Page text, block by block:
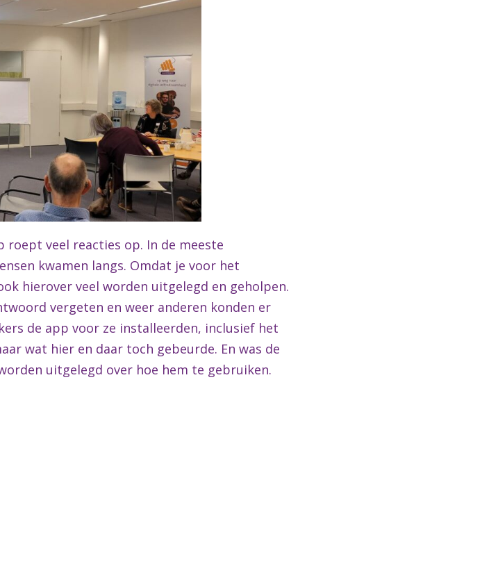
roept veel reacties op. In de meeste
kwamen langs. Omdat je voor het
hierover veel worden uitgelegd en geholpen.
vergeten en weer anderen konden er
de app voor ze installeerden, inclusief het
wat hier en daar toch gebeurde. En was de
uitgelegd over hoe hem te gebruiken.